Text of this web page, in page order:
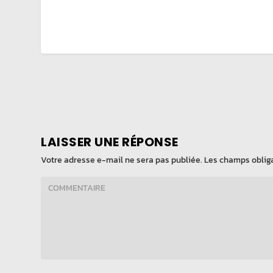
LAISSER UNE RÉPONSE
Votre adresse e-mail ne sera pas publiée. Les champs